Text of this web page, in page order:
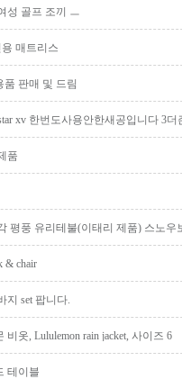
성 골프 조끼 ㅡ
매트리스
품 판매 및 드림
xv 한번도사용안한새공입니다 3더
품
평풍 유리테불(이태리 제품) 스노우
& chair
지 set 팝니다.
비옷, Lululemon rain jacket, 사이즈 6
테이블